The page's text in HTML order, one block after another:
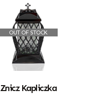
OUT OF STOCK
Znicz Kapliczka